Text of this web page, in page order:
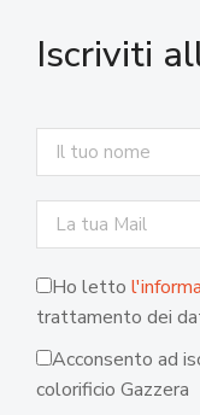
Iscriviti
Ho letto
trattamento dei
Acconsento ad
colorificio Gazzera